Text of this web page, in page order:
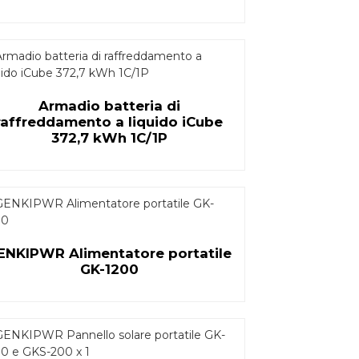
Armadio batteria di
a liquido iCube
372,7 kWh 1C/1P
Alimentatore portatile
GK-1200